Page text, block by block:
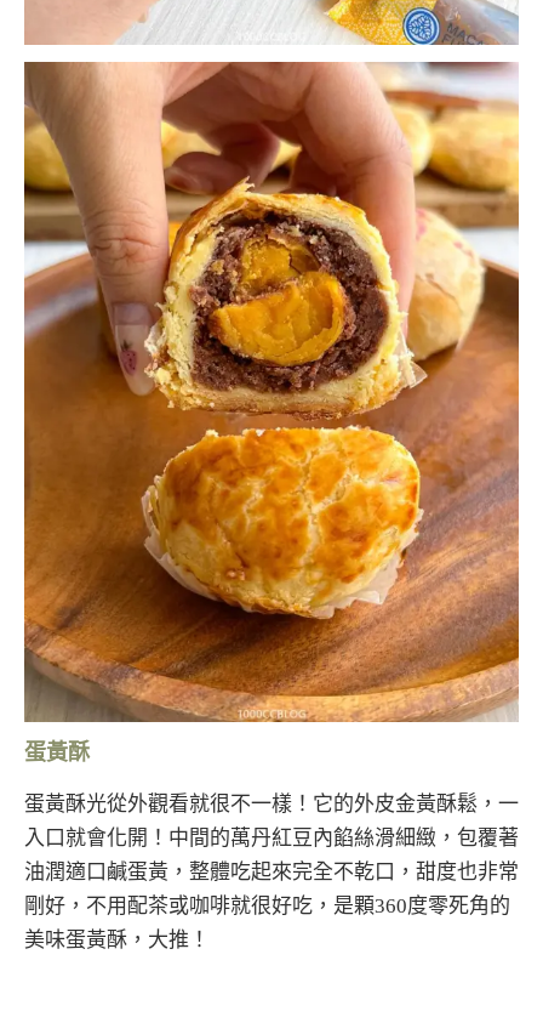
蛋黃酥
蛋黃酥光從外觀看就很不一樣！它的外皮金黃酥鬆，一
入口就會化開！中間的萬丹紅豆內餡絲滑細緻，包覆著
油潤適口鹹蛋黃，整體吃起來完全不乾口，甜度也非常
剛好，不用配茶或咖啡就很好吃，是顆360度零死角的
美味蛋黃酥，大推！